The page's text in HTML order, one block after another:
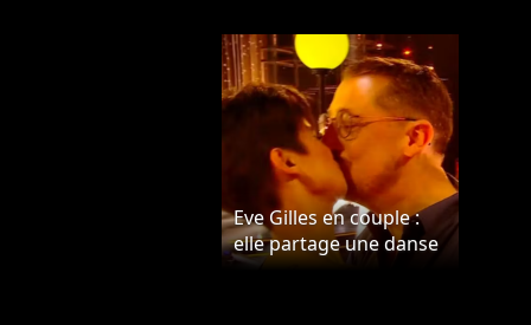
Eve Gilles en couple :
elle partage une danse
avec Simon dans Danse